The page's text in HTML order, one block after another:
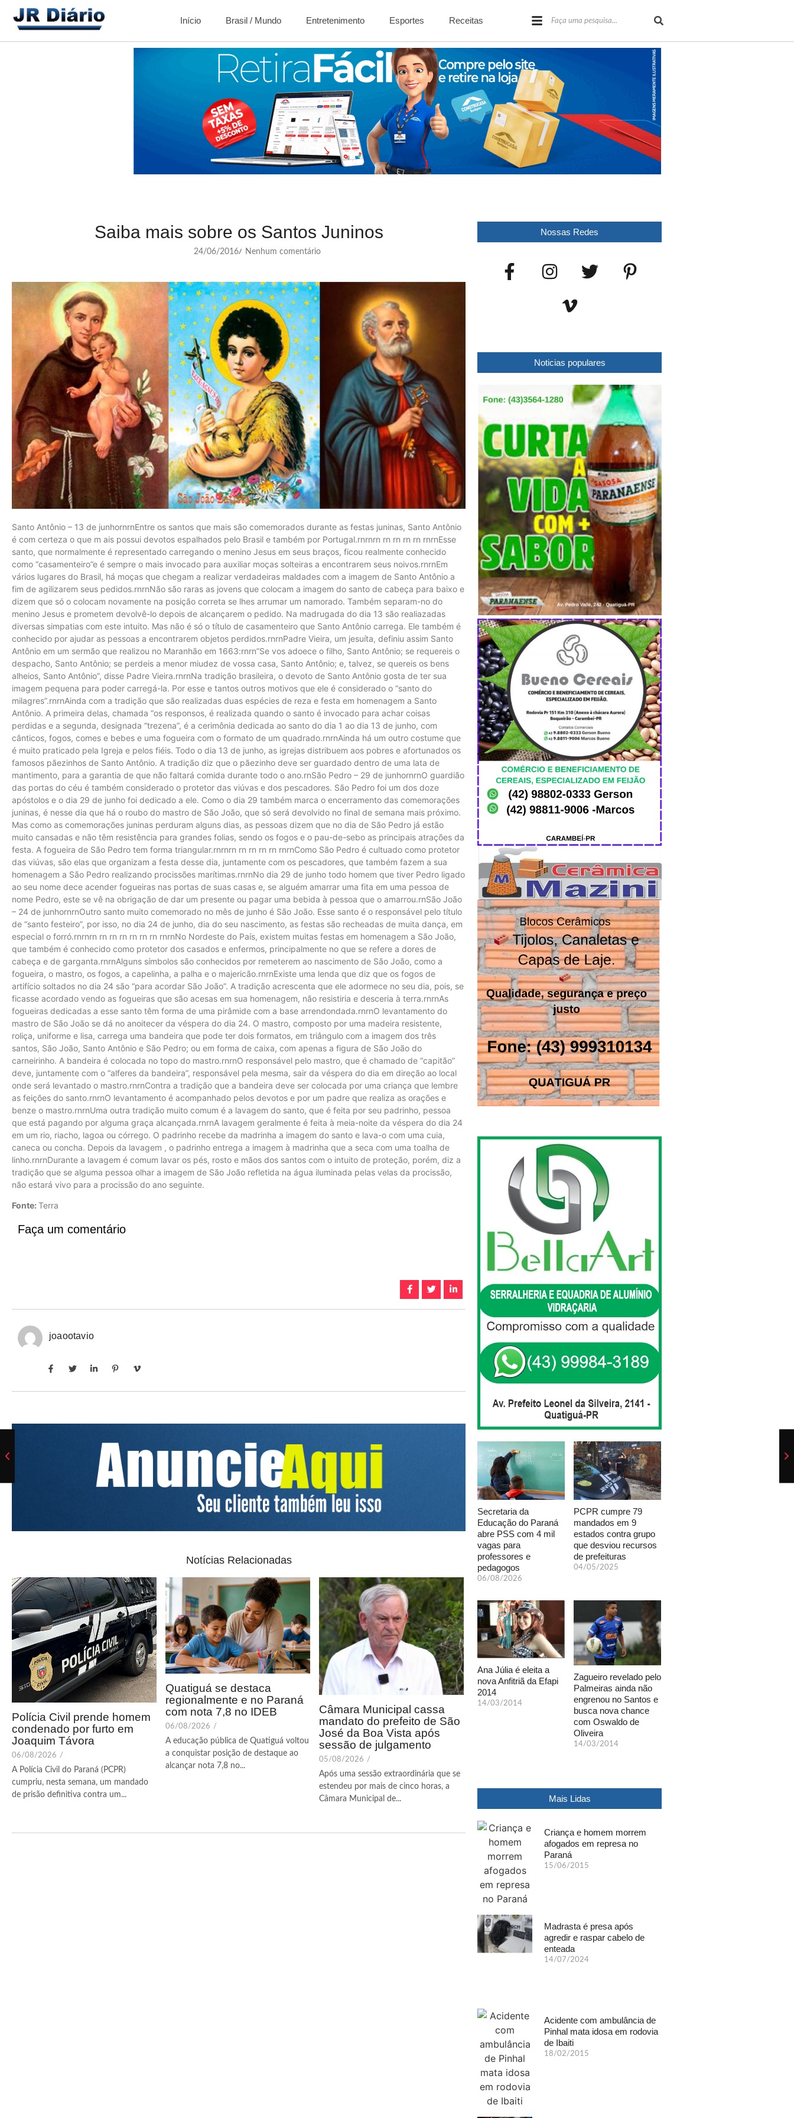
Início Brasil / Mundo Entretenimento Esportes Receitas
Saiba mais sobre os Santos Juninos
24/06/2016/ Nenhum comentário
Santo Antônio – 13 de junhornrnEntre os santos que mais são comemorados durante as festas juninas, Santo Antônio
é com certeza o que m ais possui devotos espalhados pelo Brasil e também por Portugal.rnrnrn rn rn rn rn rnrnEsse
santo, que normalmente é representado carregando o menino Jesus em seus braços, ficou realmente conhecido
como “casamenteiro”e é sempre o mais invocado para auxiliar moças solteiras a encontrarem seus noivos.rnrnEm
vários lugares do Brasil, há moças que chegam a realizar verdadeiras maldades com a imagem de Santo Antônio a
fim de agilizarem seus pedidos.rnrnNão são raras as jovens que colocam a imagem do santo de cabeça para baixo e
dizem que só o colocam novamente na posição correta se lhes arrumar um namorado. Também separam-no do
menino Jesus e prometem devolvê-lo depois de alcançarem o pedido. Na madrugada do dia 13 são realiazadas
diversas simpatias com este intuito. Mas não é só o título de casamenteiro que Santo Antônio carrega. Ele também é
conhecido por ajudar as pessoas a encontrarem objetos perdidos.rnrnPadre Vieira, um jesuíta, definiu assim Santo
Antônio em um sermão que realizou no Maranhão em 1663:rnrn”Se vos adoece o filho, Santo Antônio; se requereis o
despacho, Santo Antônio; se perdeis a menor miudez de vossa casa, Santo Antônio; e, talvez, se quereis os bens
alheios, Santo Antônio”, disse Padre Vieira.rnrnNa tradição brasileira, o devoto de Santo Antônio gosta de ter sua
imagem pequena para poder carregá-la. Por esse e tantos outros motivos que ele é considerado o “santo do
milagres”.rnrnAinda com a tradição que são realizadas duas espécies de reza e festa em homenagem a Santo
Antônio. A primeira delas, chamada “os responsos, é realizada quando o santo é invocado para achar coisas
perdidas e a segunda, designada “trezena”, é a cerimônia dedicada ao santo do dia 1 ao dia 13 de junho, com
cânticos, fogos, comes e bebes e uma fogueira com o formato de um quadrado.rnrnAinda há um outro costume que
é muito praticado pela Igreja e pelos fiéis. Todo o dia 13 de junho, as igrejas distribuem aos pobres e afortunados os
famosos pãezinhos de Santo Antônio. A tradição diz que o pãezinho deve ser guardado dentro de uma lata de
mantimento, para a garantia de que não faltará comida durante todo o ano.rnSão Pedro – 29 de junhornrnO guardião
das portas do céu é também considerado o protetor das viúvas e dos pescadores. São Pedro foi um dos doze
apóstolos e o dia 29 de junho foi dedicado a ele. Como o dia 29 também marca o encerramento das comemorações
juninas, é nesse dia que há o roubo do mastro de São João, que só será devolvido no final de semana mais próximo.
Mas como as comemorações juninas perduram alguns dias, as pessoas dizem que no dia de São Pedro já estão
muito cansadas e não têm resistência para grandes folias, sendo os fogos e o pau-de-sebo as principais atrações da
festa. A fogueira de São Pedro tem forma triangular.rnrnrn rn rn rn rn rnrnComo São Pedro é cultuado como protetor
das viúvas, são elas que organizam a festa desse dia, juntamente com os pescadores, que também fazem a sua
homenagem a São Pedro realizando procissões marítimas.rnrnNo dia 29 de junho todo homem que tiver Pedro ligado
ao seu nome dece acender fogueiras nas portas de suas casas e, se alguém amarrar uma fita em uma pessoa de
nome Pedro, este se vê na obrigação de dar um presente ou pagar uma bebida à pessoa que o amarrou.rnSão João
– 24 de junhornrnOutro santo muito comemorado no mês de junho é São João. Esse santo é o responsável pelo título
de “santo festeiro”, por isso, no dia 24 de junho, dia do seu nascimento, as festas são recheadas de muita dança, em
especial o forró.rnrnrn rn rn rn rn rn rn rnrnNo Nordeste do País, existem muitas festas em homenagem a São João,
que também é conhecido como protetor dos casados e enfermos, principalmente no que se refere a dores de
cabeça e de garganta.rnrnAlguns símbolos são conhecidos por remeterem ao nascimento de São João, como a
fogueira, o mastro, os fogos, a capelinha, a palha e o majericão.rnrnExiste uma lenda que diz que os fogos de
artifício soltados no dia 24 são “para acordar São João”. A tradição acrescenta que ele adormece no seu dia, pois, se
ficasse acordado vendo as fogueiras que são acesas em sua homenagem, não resistiria e desceria à terra.rnrnAs
fogueiras dedicadas a esse santo têm forma de uma pirâmide com a base arrendondada.rnrnO levantamento do
mastro de São João se dá no anoitecer da véspera do dia 24. O mastro, composto por uma madeira resistente,
roliça, uniforme e lisa, carrega uma bandeira que pode ter dois formatos, em triângulo com a imagem dos três
santos, São João, Santo Antônio e São Pedro; ou em forma de caixa, com apenas a figura de São João do
carneirinho. A bandeira é colocada no topo do mastro.rnrnO responsável pelo mastro, que é chamado de “capitão”
deve, juntamente com o “alferes da bandeira”, responsável pela mesma, sair da véspera do dia em direção ao local
onde será levantado o mastro.rnrnContra a tradição que a bandeira deve ser colocada por uma criança que lembre
as feições do santo.rnrnO levantamento é acompanhado pelos devotos e por um padre que realiza as orações e
benze o mastro.rnrnUma outra tradição muito comum é a lavagem do santo, que é feita por seu padrinho, pessoa
que está pagando por alguma graça alcançada.rnrnA lavagem geralmente é feita à meia-noite da véspera do dia 24
em um rio, riacho, lagoa ou córrego. O padrinho recebe da madrinha a imagem do santo e lava-o com uma cuia,
caneca ou concha. Depois da lavagem , o padrinho entrega a imagem à madrinha que a seca com uma toalha de
linho.rnrnDurante a lavagem é comum lavar os pés, rosto e mãos dos santos com o intuito de proteção, porém, diz a
tradição que se alguma pessoa olhar a imagem de São João refletida na água iluminada pelas velas da procissão,
não estará vivo para a procissão do ano seguinte.
Fonte: Terra
Faça um comentário
joaootavio
Notícias Relacionadas
Polícia Civil prende homem
condenado por furto em
Joaquim Távora
06/08/2026 /
A Polícia Civil do Paraná (PCPR)
cumpriu, nesta semana, um mandado
de prisão definitiva contra um...
Quatiguá se destaca
regionalmente e no Paraná
com nota 7,8 no IDEB
06/08/2026 /
A educação pública de Quatiguá voltou
a conquistar posição de destaque ao
alcançar nota 7,8 no...
Câmara Municipal cassa
mandato do prefeito de São
José da Boa Vista após
sessão de julgamento
05/08/2026 /
Após uma sessão extraordinária que se
estendeu por mais de cinco horas, a
Câmara Municipal de...
Nossas Redes
Noticias populares
Secretaria da
Educação do Paraná
abre PSS com 4 mil
vagas para
professores e
pedagogos
06/08/2026
PCPR cumpre 79
mandados em 9
estados contra grupo
que desviou recursos
de prefeituras
04/05/2025
Ana Júlia é eleita a
nova Anfitriã da Efapi
2014
14/03/2014
Zagueiro revelado pelo
Palmeiras ainda não
engrenou no Santos e
busca nova chance
com Oswaldo de
Oliveira
14/03/2014
Mais Lidas
Criança e homem morrem
afogados em represa no
Paraná
15/06/2015
Madrasta é presa após
agredir e raspar cabelo de
enteada
14/07/2024
Acidente com ambulância de
Pinhal mata idosa em rodovia
de Ibaiti
18/02/2015